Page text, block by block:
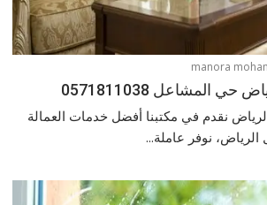
المشاعل 0571811038
نقدم في مكتبنا أفضل خدمات العمالة
الرياض، نوفر عاملة...